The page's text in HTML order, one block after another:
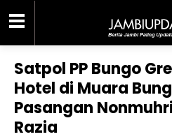
Satpol PP Bungo
Hotel di Muara
Pasangan
Razia